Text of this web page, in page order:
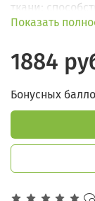
ткани;
кровеносных
простаты.
Показать
1884
Бонусных